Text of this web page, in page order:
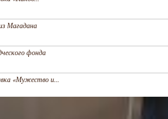
Магадана
фонда
«Мужество и...